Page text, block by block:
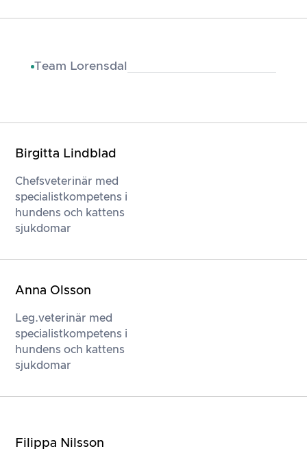
Team Lorensdal
Birgitta Lindblad
Chefsveterinär med
specialistkompetens i
hundens och kattens
sjukdomar
Anna Olsson
Leg.veterinär med
specialistkompetens i
hundens och kattens
sjukdomar
Filippa Nilsson